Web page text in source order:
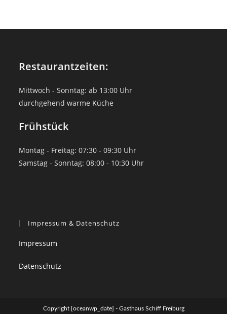
Restaurantzeiten:
Mittwoch - Sonntag: ab 13:00 Uhr
durchgehend warme Küche
Frühstück
Montag - Freitag: 07:30 - 09:30 Uhr
Samstag - Sonntag: 08:00 - 10:30 Uhr
Impressum & Datenschutz
Impressum
Datenschutz
Copyright [oceanwp_date] - Gasthaus Schiff Freiburg